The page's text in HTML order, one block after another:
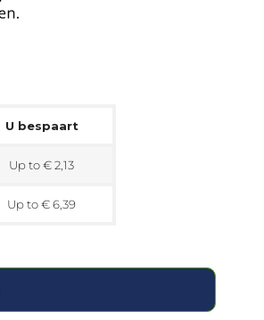
U bespaart
Up to € 2,13
Up to € 6,39